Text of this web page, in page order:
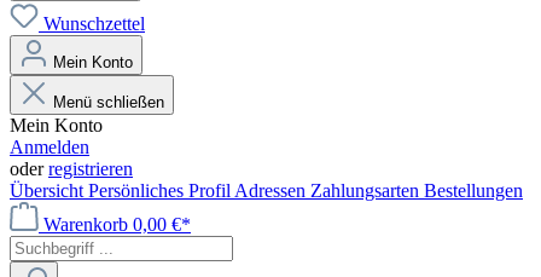
Wunschzettel
Mein Konto
Menü schließen
Mein Konto
Anmelden
oderregistrieren
Übersicht Persönliches Profil Adressen Zahlungsarten Bestellungen
Warenkorb 0,00 €*